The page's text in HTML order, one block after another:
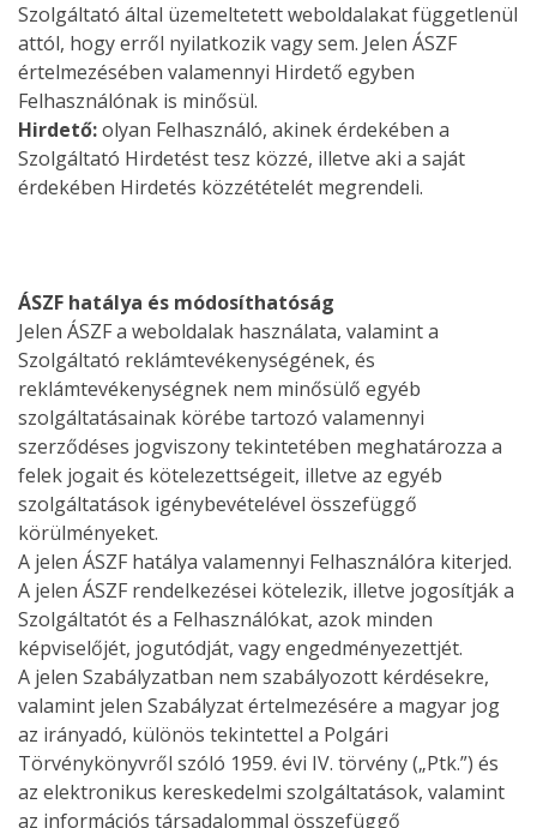
Szolgáltató által üzemeltetett weboldalakat függetlenül
attól, hogy erről nyilatkozik vagy sem. Jelen ÁSZF
értelmezésében valamennyi Hirdető egyben
Felhasználónak is minősül.
Hirdető:olyan Felhasználó, akinek érdekében a
Szolgáltató Hirdetést tesz közzé, illetve aki a saját
érdekében Hirdetés közzétételét megrendeli.
ÁSZF hatálya és módosíthatóság
Jelen ÁSZF a weboldalak használata, valamint a
Szolgáltató reklámtevékenységének, és
reklámtevékenységnek nem minősülő egyéb
szolgáltatásainak körébe tartozó valamennyi
szerződéses jogviszony tekintetében meghatározza a
felek jogait és kötelezettségeit, illetve az egyéb
szolgáltatások igénybevételével összefüggő
körülményeket.
A jelen ÁSZF hatálya valamennyi Felhasználóra kiterjed.
A jelen ÁSZF rendelkezései kötelezik, illetve jogosítják a
Szolgáltatót és a Felhasználókat, azok minden
képviselőjét, jogutódját, vagy engedményezettjét.
A jelen Szabályzatban nem szabályozott kérdésekre,
valamint jelen Szabályzat értelmezésére a magyar jog
az irányadó, különös tekintettel a Polgári
Törvénykönyvről szóló 1959. évi IV. törvény („Ptk.”) és
az elektronikus kereskedelmi szolgáltatások, valamint
az információs társadalommal összefüggő